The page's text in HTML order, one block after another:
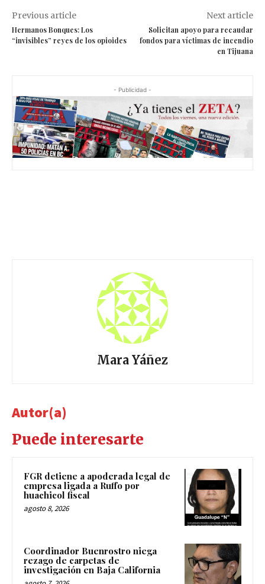
Previous article
Hermanos Bonques: Los
“invisibles” reyes de los opioides
Next article
Solicitan apoyo para recaudar
fondos para víctimas de incendio
en Tijuana
- Publicidad -
Mara Yáñez
Autor(a)
Puede interesarte
FGR detiene a apoderada legal de
empresa ligada a Ruffo por
huachicol fiscal
agosto 8, 2026
Coordinador Buenrostro niega
rezago de carpetas de
investigación en Baja California